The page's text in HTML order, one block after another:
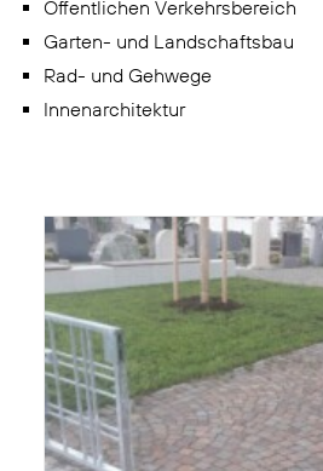
Öffentlichen Verkehrsbereich
Garten- und Landschaftsbau
Rad- und Gehwege
Innenarchitektur